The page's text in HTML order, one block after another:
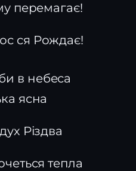
перемагає!
ся Рождає!
в небеса
ясна
Різдва
тепла